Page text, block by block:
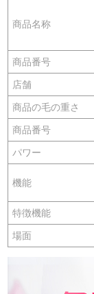
商品名称
商品番号
店舗
商品の毛の重さ
商品番号
パワー
機能
特徴機能
場面